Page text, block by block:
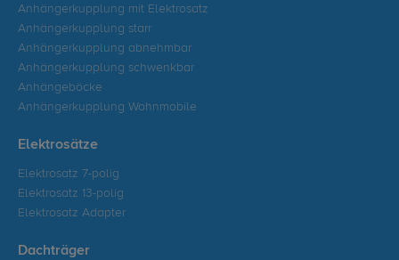
Anhängerkupplung mit Elektrosatz
Anhängerkupplung starr
Anhängerkupplung abnehmbar
Anhängerkupplung schwenkbar
Anhängeböcke
Anhängerkupplung Wohnmobile
Elektrosätze
Elektrosatz 7-polig
Elektrosatz 13-polig
Elektrosatz Adapter
Dachträger